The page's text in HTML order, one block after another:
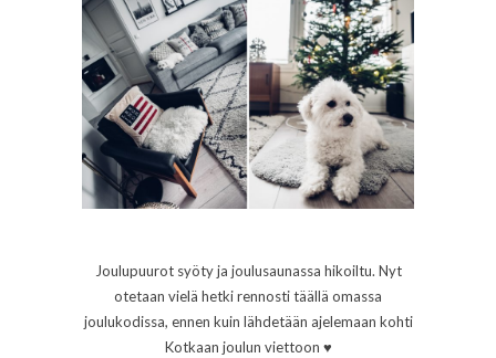
Joulupuurot syöty ja joulusaunassa hikoiltu. Nyt
otetaan vielä hetki rennosti täällä omassa
joulukodissa, ennen kuin lähdetään ajelemaan kohti
Kotkaan joulun viettoon ♥